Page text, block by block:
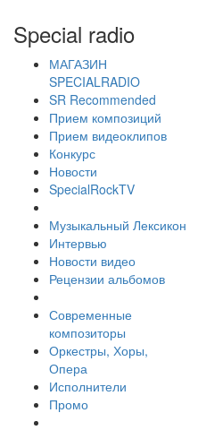
Special radio
МАГАЗИН
SPECIALRADIO
SR Recommended
Прием композиций
Прием видеоклипов
Конкурс
Новости
SpecialRockTV
Музыкальный Лексикон
Интервью
Новости видео
Рецензии альбомов
Современные
композиторы
Оркестры, Хоры,
Опера
Исполнители
Промо